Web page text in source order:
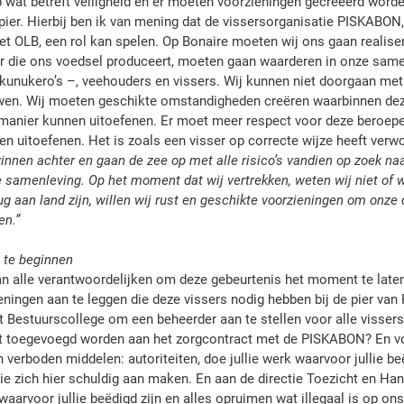
Hierbij ben ik van mening dat de vissersorganisatie
OLB, een rol kan spelen. Op Bonaire moeten wij ons gaan
die ons voedsel produceert, moeten gaan waarderen in onze
–, veehouders en vissers. Wij kunnen niet doorgaan
Wij moeten geschikte omstandigheden creëren waarbinnen
kunnen uitoefenen. Er moet meer respect voor deze
uitoefenen. Het is zoals een visser op correcte wijze heeft
achter en gaan de zee op met alle risico’s vandien op zoek
samenleving. Op het moment dat wij vertrekken, weten wij niet of
aan land zijn, willen wij rust en geschikte voorzieningen om
beginnen
alle verantwoordelijken om deze gebeurtenis het moment te
aan te leggen die deze vissers nodig hebben bij de pier
om een beheerder aan te stellen voor alle
worden aan het zorgcontract met de PISKABON? En
verboden middelen: autoriteiten, doe jullie werk waarvoor jullie
zich hier schuldig aan maken. En aan de directie Toezicht en
jullie beëdigd zijn en alles opruimen wat illegaal is op